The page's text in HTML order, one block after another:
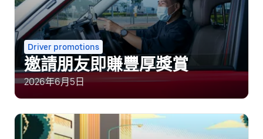
Driver promotions
邀請朋友即賺豐厚獎賞
2026年6月5日